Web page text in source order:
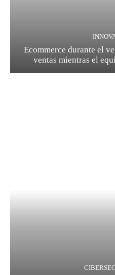
Ecommerce durante el
ventas mientras el